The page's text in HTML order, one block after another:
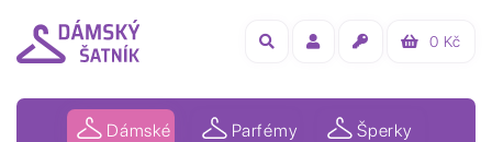
0 Kč
Dámské Parfémy Šperky